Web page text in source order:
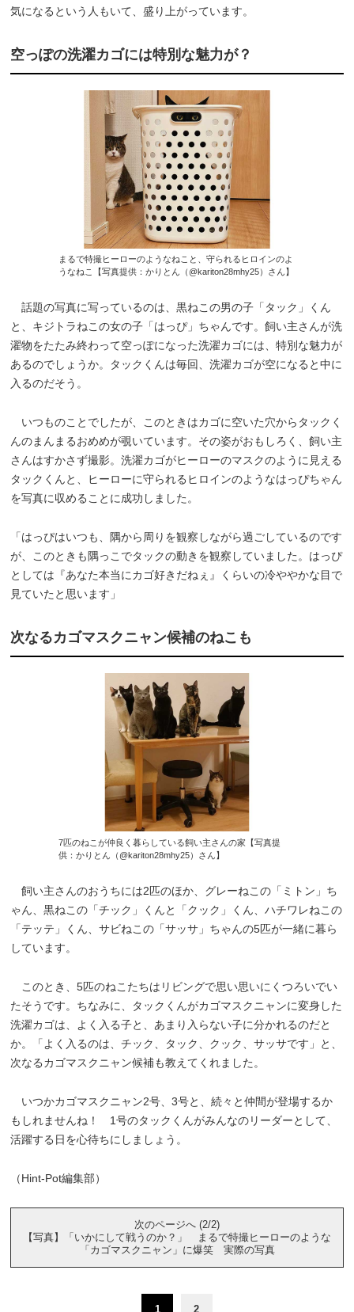
気になるという人もいて、盛り上がっています。
空っぽの洗濯カゴには特別な魅力が？
まるで特撮ヒーローのようなねこと、守られるヒロインのよ
うなねこ【写真提供：かりとん（@kariton28mhy25）さん】
話題の写真に写っているのは、黒ねこの男の子「タック」くん
と、キジトラねこの女の子「はっぴ」ちゃんです。飼い主さんが洗
濯物をたたみ終わって空っぽになった洗濯カゴには、特別な魅力が
あるのでしょうか。タックくんは毎回、洗濯カゴが空になると中に
入るのだそう。
いつものことでしたが、このときはカゴに空いた穴からタックく
んのまんまるおめめが覗いています。その姿がおもしろく、飼い主
さんはすかさず撮影。洗濯カゴがヒーローのマスクのように見える
タックくんと、ヒーローに守られるヒロインのようなはっぴちゃん
を写真に収めることに成功しました。
「はっぴはいつも、隅から周りを観察しながら過ごしているのです
が、このときも隅っこでタックの動きを観察していました。はっぴ
としては『あなた本当にカゴ好きだねぇ』くらいの冷ややかな目で
見ていたと思います」
次なるカゴマスクニャン候補のねこも
7匹のねこが仲良く暮らしている飼い主さんの家【写真提
供：かりとん（@kariton28mhy25）さん】
飼い主さんのおうちには2匹のほか、グレーねこの「ミトン」ち
ゃん、黒ねこの「チック」くんと「クック」くん、ハチワレねこの
「テッテ」くん、サビねこの「サッサ」ちゃんの5匹が一緒に暮ら
しています。
このとき、5匹のねこたちはリビングで思い思いにくつろいでい
たそうです。ちなみに、タックくんがカゴマスクニャンに変身した
洗濯カゴは、よく入る子と、あまり入らない子に分かれるのだと
か。「よく入るのは、チック、タック、クック、サッサです」と、
次なるカゴマスクニャン候補も教えてくれました。
いつかカゴマスクニャン2号、3号と、続々と仲間が登場するか
もしれませんね！ 1号のタックくんがみんなのリーダーとして、
活躍する日を心待ちにしましょう。
（Hint-Pot編集部）
次のページへ (2/2)
【写真】「いかにして戦うのか？」 まるで特撮ヒーローのような
「カゴマスクニャン」に爆笑 実際の写真
1 2